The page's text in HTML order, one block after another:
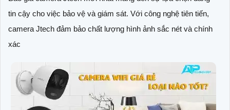
tin cậy cho việc bảo vệ và giám sát. Với công nghệ tiên tiến,
camera Jtech đảm bảo chất lượng hình ảnh sắc nét và chính
xác